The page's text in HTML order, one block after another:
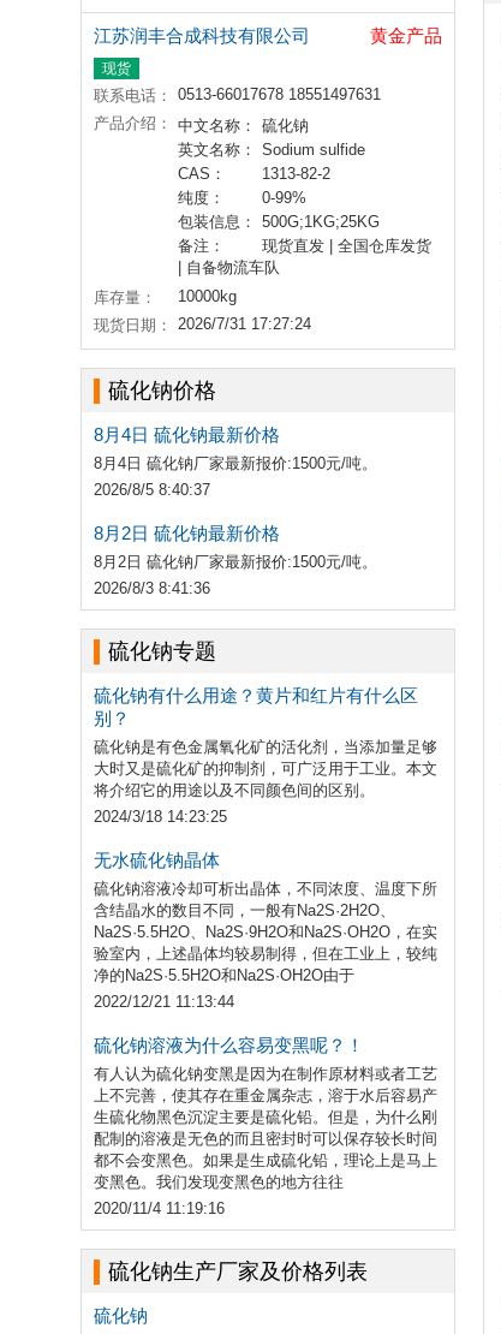
江苏润丰合成科技有限公司 黄金产品
现货
联系电话：
0513-66017678 18551497631
产品介绍：
中文名称：
硫化钠
英文名称：
Sodium sulfide
CAS：
1313-82-2
纯度：
0-99%
包装信息：
500G;1KG;25KG
备注：
现货直发 | 全国仓库发货
| 自备物流车队
库存量：
10000kg
现货日期：
2026/7/31 17:27:24
硫化钠价格
8月4日 硫化钠最新价格
8月4日 硫化钠厂家最新报价:1500元/吨。
2026/8/5 8:40:37
8月2日 硫化钠最新价格
8月2日 硫化钠厂家最新报价:1500元/吨。
2026/8/3 8:41:36
硫化钠专题
硫化钠有什么用途？黄片和红片有什么区
别？
硫化钠是有色金属氧化矿的活化剂，当添加量足够
大时又是硫化矿的抑制剂，可广泛用于工业。本文
将介绍它的用途以及不同颜色间的区别。
2024/3/18 14:23:25
无水硫化钠晶体
硫化钠溶液冷却可析出晶体，不同浓度、温度下所
含结晶水的数目不同，一般有Na2S·2H2O、
Na2S·5.5H2O、Na2S·9H2O和Na2S·OH2O，在实
验室内，上述晶体均较易制得，但在工业上，较纯
净的Na2S·5.5H2O和Na2S·OH2O由于
2022/12/21 11:13:44
硫化钠溶液为什么容易变黑呢？！
有人认为硫化钠变黑是因为在制作原材料或者工艺
上不完善，使其存在重金属杂志，溶于水后容易产
生硫化物黑色沉淀主要是硫化铅。但是，为什么刚
配制的溶液是无色的而且密封时可以保存较长时间
都不会变黑色。如果是生成硫化铅，理论上是马上
变黑色。我们发现变黑色的地方往往
2020/11/4 11:19:16
硫化钠生产厂家及价格列表
硫化钠